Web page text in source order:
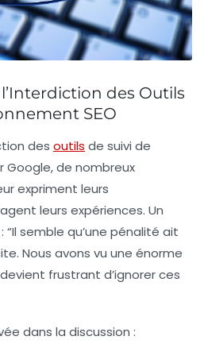
des Outils
SEO
des outils de suivi de
Google, de nombreux
expriment leurs
leurs expériences. Un
“Il semble qu’une pénalité ait
Nous avons vu une énorme
frustrant d’ignorer ces
dans la discussion :